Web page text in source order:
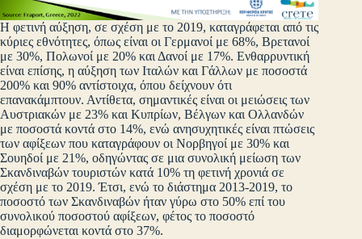
Η φετινή αύξηση, σε σχέση με το 2019, καταγράφεται από τις
κύριες εθνότητες, όπως είναι οι Γερμανοί με 68%, Βρετανοί
με 30%, Πολωνοί με 20% και Δανοί με 17%. Ενθαρρυντική
είναι επίσης, η αύξηση των Ιταλών και Γάλλων με ποσοστά
200% και 90% αντίστοιχα, όπου δείχνουν ότι
επανακάμπτουν. Αντίθετα, σημαντικές είναι οι μειώσεις των
Αυστριακών με 23% και Κυπρίων, Βέλγων και Ολλανδών
με ποσοστά κοντά στο 14%, ενώ ανησυχητικές είναι πτώσεις
των αφίξεων που καταγράφουν οι Νορβηγοί με 30% και
Σουηδοί με 21%, οδηγώντας σε μια συνολική μείωση των
Σκανδιναβών τουριστών κατά 10% τη φετινή χρονιά σε
σχέση με το 2019. Έτσι, ενώ το διάστημα 2013-2019, το
ποσοστό των Σκανδιναβών ήταν γύρω στο 50% επί του
συνολικού ποσοστού αφίξεων, φέτος το ποσοστό
διαμορφώνεται κοντά στο 37%.